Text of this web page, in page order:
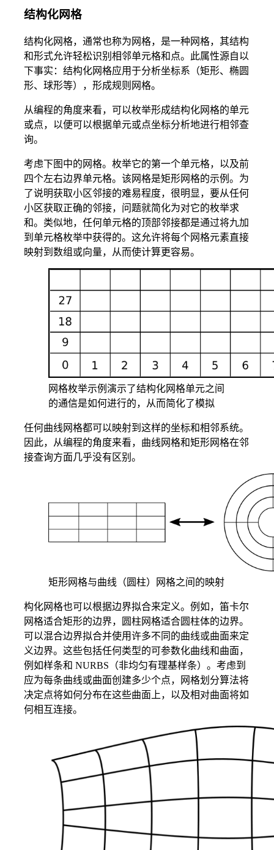
结构化网格
结构化网格，通常也称为网格，是一种网格，其结构
和形式允许轻松识别相邻单元格和点。此属性源自以
下事实：结构化网格应用于分析坐标系（矩形、椭圆
形、球形等），形成规则网格。
从编程的角度来看，可以枚举形成结构化网格的单元
或点，以便可以根据单元或点坐标分析地进行相邻查
询。
考虑下图中的网格。枚举它的第一个单元格，以及前
四个左右边界单元格。该网格是矩形网格的示例。为
了说明获取小区邻接的难易程度，很明显，要从任何
小区获取正确的邻接，问题就简化为对它的枚举求
和。类似地，任何单元格的顶部邻接都是通过将九加
到单元格枚举中获得的。这允许将每个网格元素直接
映射到数组或向量，从而使计算更容易。
网格枚举示例演示了结构化网格单元之间
的通信是如何进行的，从而简化了模拟
任何曲线网格都可以映射到这样的坐标和相邻系统。
因此，从编程的角度来看，曲线网格和矩形网格在邻
接查询方面几乎没有区别。
矩形网格与曲线（圆柱）网格之间的映射
构化网格也可以根据边界拟合来定义。例如，笛卡尔
网格适合矩形的边界，圆柱网格适合圆柱体的边界。
可以混合边界拟合并使用许多不同的曲线或曲面来定
义边界。这些包括任何类型的可参数化曲线和曲面，
例如样条和 NURBS（非均匀有理基样条）。考虑到
应为每条曲线或曲面创建多少个点，网格划分算法将
决定点将如何分布在这些曲面上，以及相对曲面将如
何相互连接。